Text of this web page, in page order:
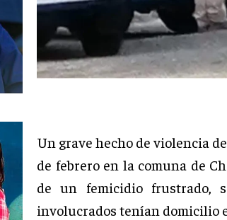
Un grave hecho de violencia
de febrero en la comuna de
de un femicidio frustrado,
involucrados tenían domicilio